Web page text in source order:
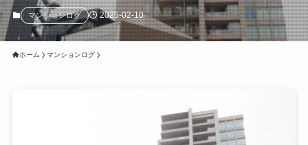
マンションログ 2025-02-10
ホーム マンションログ